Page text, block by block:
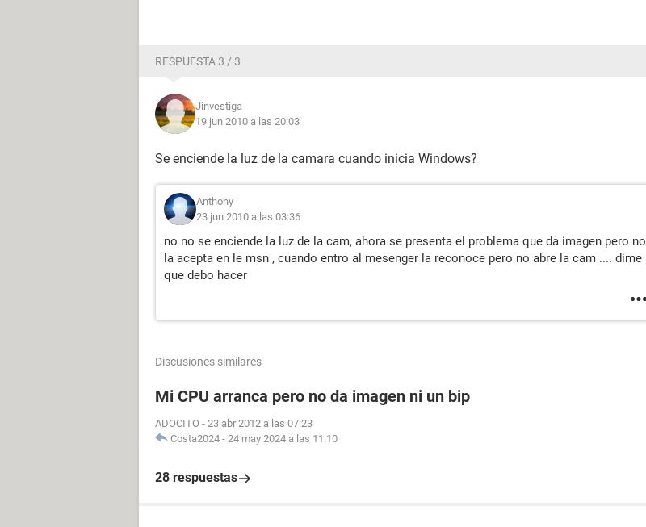
RESPUESTA 3 / 3
Jinvestiga
19 jun 2010 a las 20:03
Se enciende la luz de la camara cuando inicia Windows?
Anthony
23 jun 2010 a las 03:36
no no se enciende la luz de la cam, ahora se presenta el problema que da imagen pero no
la acepta en le msn , cuando entro al mesenger la reconoce pero no abre la cam .... dime
que debo hacer
Discusiones similares
Mi CPU arranca pero no da imagen ni un bip
ADOCITO - 23 abr 2012 a las 07:23
Costa2024 - 24 may 2024 a las 11:10
28 respuestas